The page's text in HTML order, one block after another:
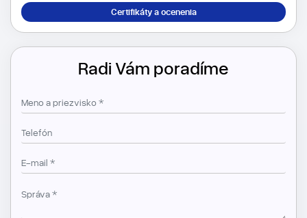
Certifikáty a ocenenia
Radi Vám poradíme